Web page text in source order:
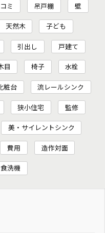
ミ 吊戸棚 壁
天然木 子ども
引出し 戸建て
目 椅子 水栓
粧台 流レールシンク
狭小住宅 監修
美・サイレントシンク
費用 造作対面
食洗機